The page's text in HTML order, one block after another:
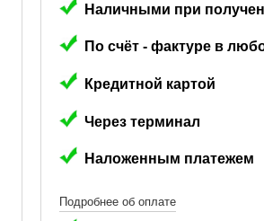
Наличными при
По счёт - фактуре в
Кредитной картой
Через терминал
Наложенным платежем
Подробнее об оплате